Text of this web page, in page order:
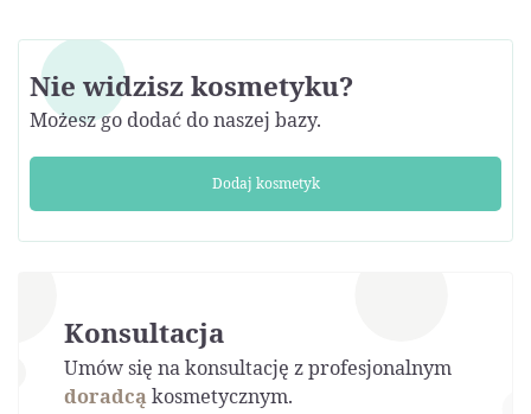
Nie widzisz kosmetyku?
Możesz go dodać do naszej bazy.
Dodaj kosmetyk
Konsultacja
Umów się na konsultację z profesjonalnym
doradcąkosmetycznym.